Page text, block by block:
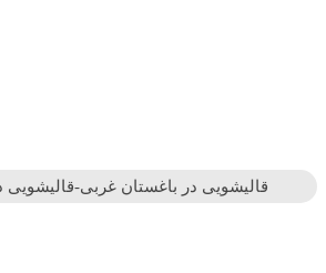
قالیشویی در باغستان غربی-